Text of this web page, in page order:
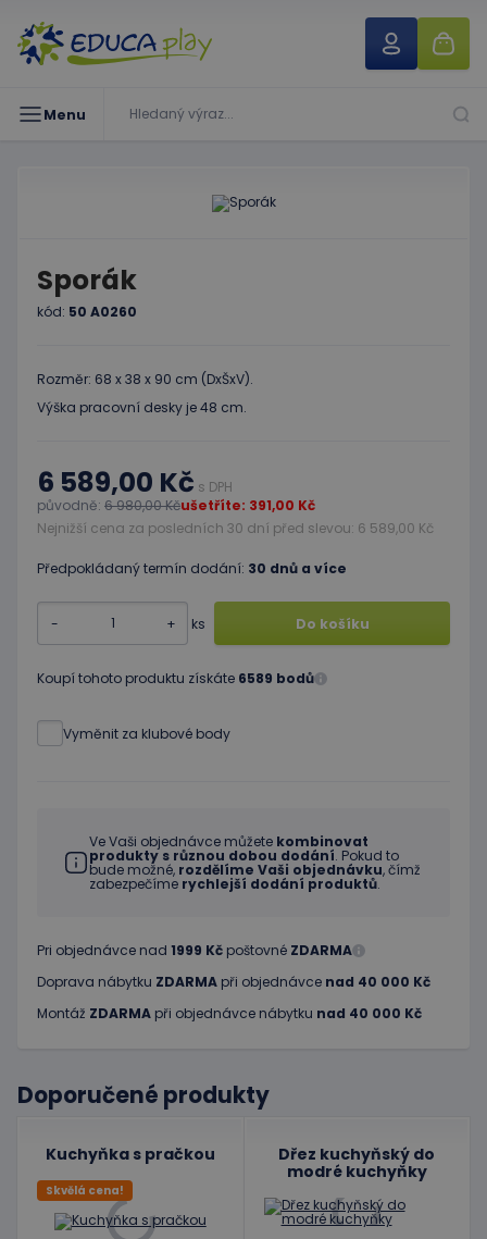
Menu
Sporák
kód: 50 A0260
Rozměr: 68 x 38 x 90 cm (DxŠxV).
Výška pracovní desky je 48 cm.
6 589,00 Kč s DPH
původně: 6 980,00 Kčušetříte: 391,00 Kč
Nejnižší cena za posledních 30 dní před slevou: 6 589,00 Kč
Předpokládaný termín dodání: 30 dnů a více
- + ks Do košíku
Koupí tohoto produktu získáte 6589 bodů
Vyměnit za klubové body
Ve Vaši objednávce můžete kombinovat
produkty s různou dobou dodání. Pokud to
bude možné, rozdělíme Vaši objednávku, čímž
zabezpečíme rychlejší dodání produktů.
Pri objednávce nad 1999 Kč poštovné ZDARMA
Doprava nábytku ZDARMA při objednávce nad 40 000 Kč
Montáž ZDARMA při objednávce nábytku nad 40 000 Kč
Doporučené produkty
Kuchyňka s pračkou
Skvělá cena!
Dřez kuchyňský do
modré kuchyňky